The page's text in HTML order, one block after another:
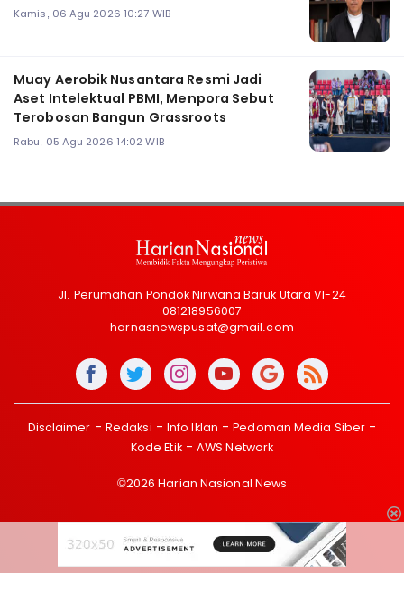
Kamis, 06 Agu 2026 10:27 WIB
Muay Aerobik Nusantara Resmi Jadi
Aset Intelektual PBMI, Menpora Sebut
Terobosan Bangun Grassroots
Rabu, 05 Agu 2026 14:02 WIB
Jl. Perumahan Pondok Nirwana Baruk Utara VI-24
081218956007
harnasnewspusat@gmail.com
Disclaimer Redaksi Info Iklan
Pedoman Media Siber
Kode Etik
AWS Network
©2026 Harian Nasional News